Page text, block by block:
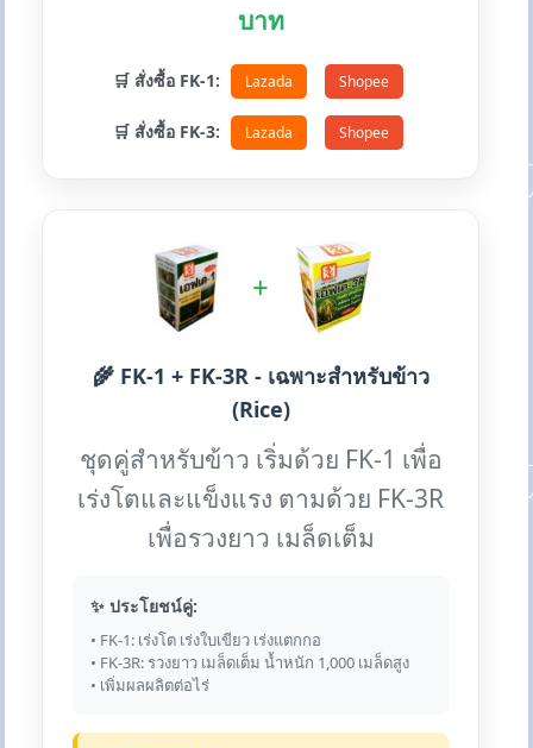
บาท
🛒 สั่งซื้อ FK-1: Lazada Shopee
🛒 สั่งซื้อ FK-3: Lazada Shopee
+
🌾 FK-1 + FK-3R - เฉพาะสำหรับข้าว
(Rice)
ชุดคู่สำหรับข้าว เริ่มด้วย FK-1 เพื่อ
เร่งโตและแข็งแรง ตามด้วย FK-3R
เพื่อรวงยาว เมล็ดเต็ม
✨ ประโยชน์คู่:
• FK-1: เร่งโต เร่งใบเขียว เร่งแตกกอ
• FK-3R: รวงยาว เมล็ดเต็ม น้ำหนัก 1,000 เมล็ดสูง
• เพิ่มผลผลิตต่อไร่